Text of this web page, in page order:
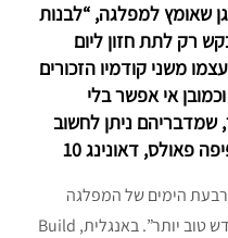
שאומץ למפלגה, “לבנות
רק לתת חזון ליום
משני קודמיו הזכורים
אי אפשר בלי
ניתן לחשוב
פאולס, דאונינג 10
הימים של המפלגה
השמרנית, תחת הסיסמה “לבנות מחדש טוב יותר”. באנגלית, Build